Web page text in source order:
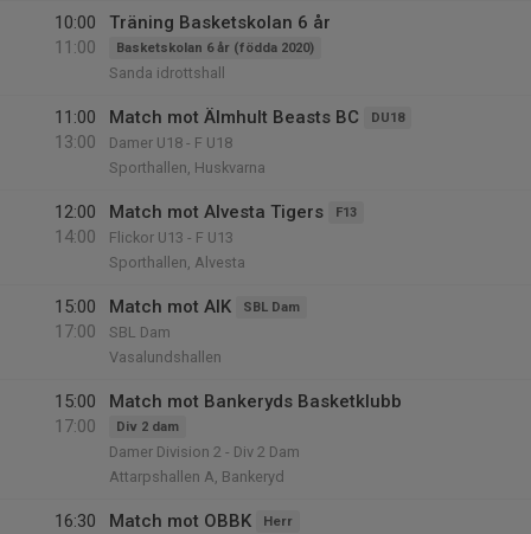
10:00
11:00
Träning Basketskolan 6 år
Basketskolan 6 år (födda 2020)
Sanda idrottshall
11:00
13:00
Match mot Älmhult Beasts BC DU18
Damer U18 - F U18
Sporthallen, Huskvarna
12:00
14:00
Match mot Alvesta Tigers F13
Flickor U13 - F U13
Sporthallen, Alvesta
15:00
17:00
Match mot AIK SBL Dam
SBL Dam
Vasalundshallen
15:00
17:00
Match mot Bankeryds Basketklubb
Div 2 dam
Damer Division 2 - Div 2 Dam
Attarpshallen A, Bankeryd
16:30
Match mot OBBK Herr